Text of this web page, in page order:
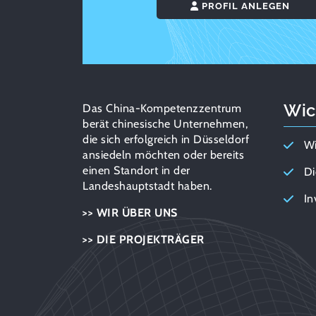
PROFIL ANLEGEN
Das China-Kompetenzzentrum
berät chinesische Unternehmen,
die sich erfolgreich in Düsseldorf
ansiedeln möchten oder bereits
einen Standort in der
Landeshauptstadt haben.
>> WIR ÜBER UNS
>> DIE PROJEKTRÄGER